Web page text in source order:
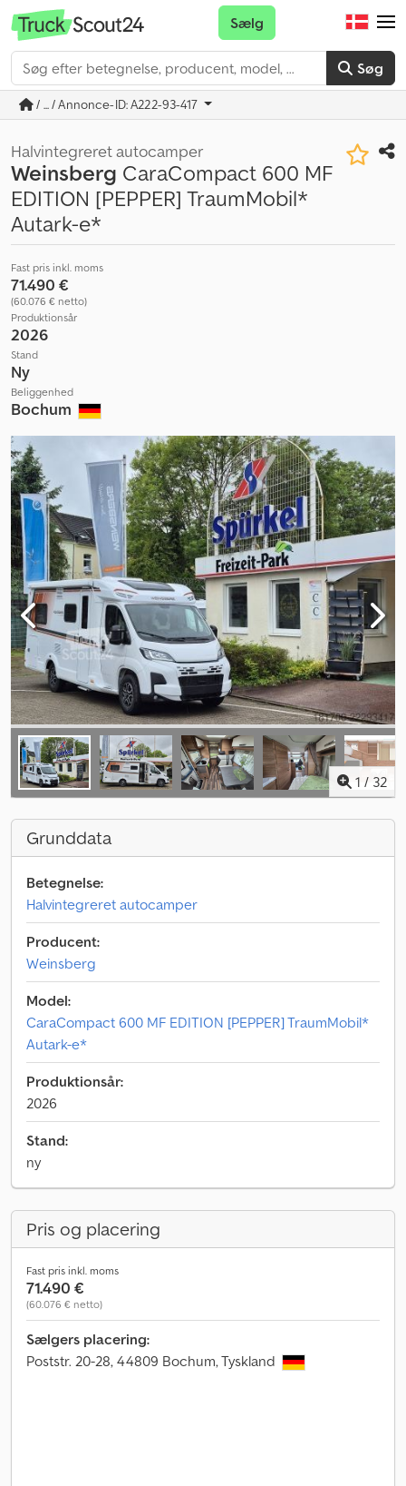
Søg
Sælg
/ ... / Annonce-ID: A222-93-417
Halvintegreret autocamper
Weinsberg CaraCompact 600 MF
EDITION [PEPPER] TraumMobil*
Autark-e*
Fast pris inkl. moms
71.490 €
(60.076 € netto)
Produktionsår
2026
Stand
Ny
Beliggenhed
Bochum
1 / 32
Grunddata
Betegnelse:
Halvintegreret autocamper
Producent:
Weinsberg
Model:
CaraCompact 600 MF EDITION [PEPPER] TraumMobil*
Autark-e*
Produktionsår:
2026
Stand:
ny
Pris og placering
Fast pris inkl. moms
71.490 €
(60.076 € netto)
Sælgers placering:
Poststr. 20-28, 44809 Bochum, Tyskland